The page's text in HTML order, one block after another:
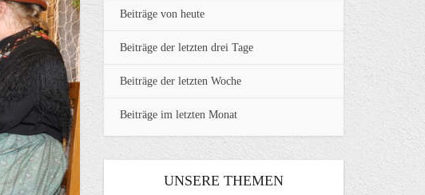
Beiträge von heute
Beiträge der letzten drei Tage
Beiträge der letzten Woche
Beiträge im letzten Monat
UNSERE THEMEN